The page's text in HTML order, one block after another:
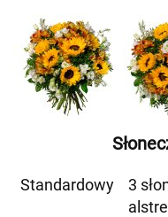
Standardowy
3